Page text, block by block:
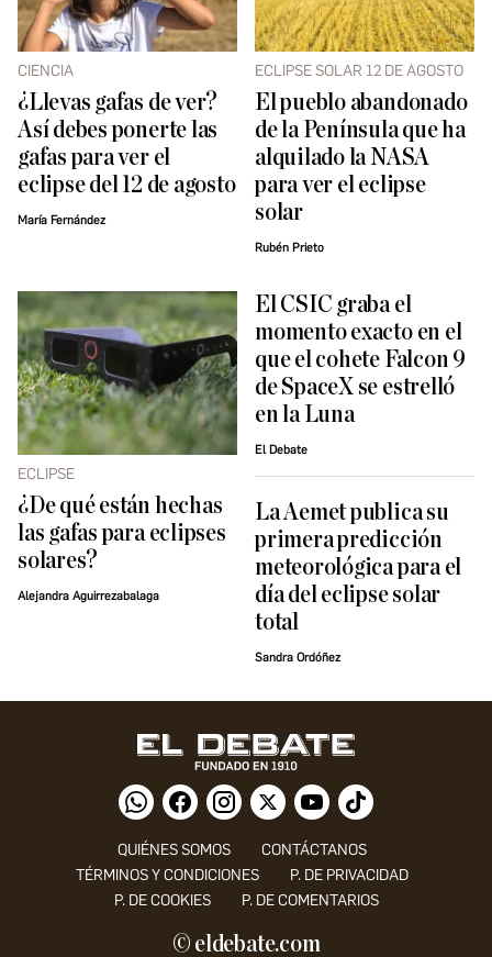
CIENCIA
¿Llevas gafas de ver?
Así debes ponerte las
gafas para ver el
eclipse del 12 de agosto
María Fernández
ECLIPSE SOLAR 12 DE AGOSTO
El pueblo abandonado
de la Península que ha
alquilado la NASA
para ver el eclipse
solar
Rubén Prieto
ECLIPSE
¿De qué están hechas
las gafas para eclipses
solares?
Alejandra Aguirrezabalaga
El CSIC graba el
momento exacto en el
que el cohete Falcon 9
de SpaceX se estrelló
en la Luna
El Debate
La Aemet publica su
primera predicción
meteorológica para el
día del eclipse solar
total
Sandra Ordóñez
QUIÉNES SOMOS
CONTÁCTANOS
TÉRMINOS Y CONDICIONES
P. DE PRIVACIDAD
P. DE COOKIES
P. DE COMENTARIOS
© eldebate.com